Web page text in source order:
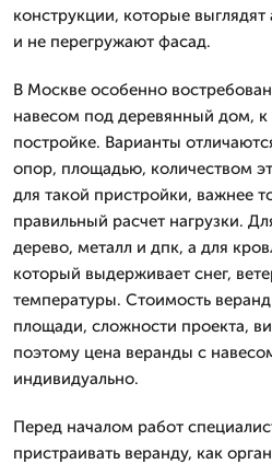
конструкции, которые выглядят
и не перегружают фасад.
В Москве особенно
навесом под деревянный дом, к
постройке. Варианты
опор, площадью, количеством
для такой пристройки, важнее
правильный расчет нагрузки.
дерево, металл и дпк, а для
который выдерживает снег,
температуры. Стоимость
площади, сложности проекта,
поэтому цена веранды с
индивидуально.
Перед началом работ
пристраивать веранду, как